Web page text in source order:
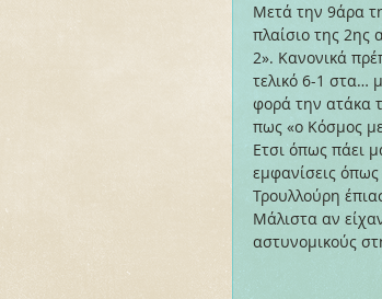
Μετά την 9άρα
πλαίσιο της 2ης
2». Κανονικά
τελικό 6-1 στα…
φορά την ατάκα
πως «ο Κόσμος
Ετσι όπως πάει
εμφανίσεις
Τρουλλούρη
Μάλιστα αν
αστυνομικούς